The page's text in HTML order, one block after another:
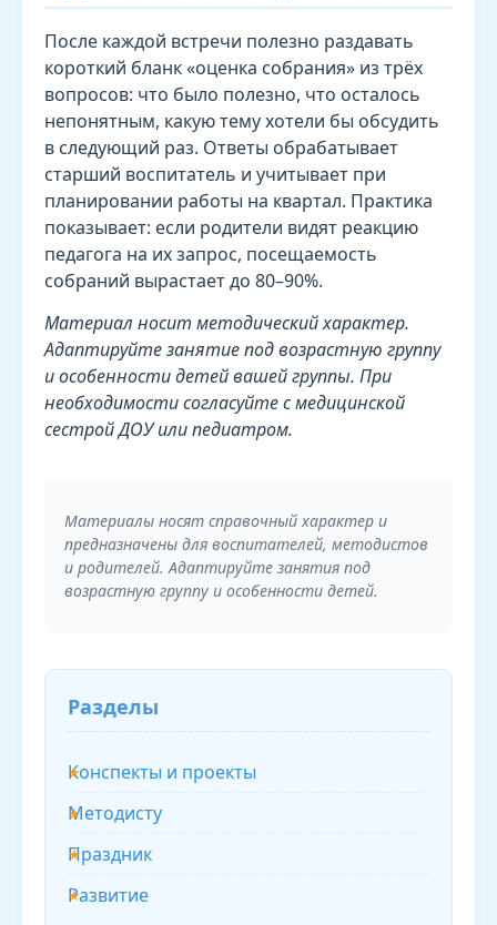
После каждой встречи полезно раздавать
короткий бланк «оценка собрания» из трёх
вопросов: что было полезно, что осталось
непонятным, какую тему хотели бы обсудить
в следующий раз. Ответы обрабатывает
старший воспитатель и учитывает при
планировании работы на квартал. Практика
показывает: если родители видят реакцию
педагога на их запрос, посещаемость
собраний вырастает до 80–90%.
Материал носит методический характер.
Адаптируйте занятие под возрастную группу
и особенности детей вашей группы. При
необходимости согласуйте с медицинской
сестрой ДОУ или педиатром.
Материалы носят справочный характер и
предназначены для воспитателей, методистов
и родителей. Адаптируйте занятия под
возрастную группу и особенности детей.
Разделы
Конспекты и проекты
Методисту
Праздник
Развитие